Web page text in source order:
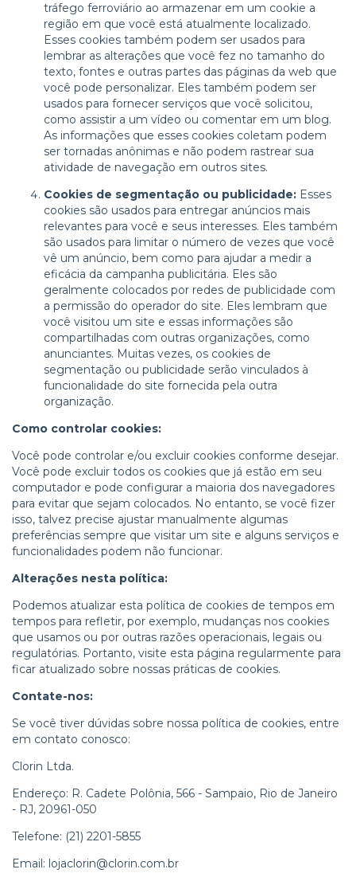
tráfego ferroviário ao armazenar em um cookie a
região em que você está atualmente localizado.
Esses cookies também podem ser usados para
lembrar as alterações que você fez no tamanho do
texto, fontes e outras partes das páginas da web que
você pode personalizar. Eles também podem ser
usados para fornecer serviços que você solicitou,
como assistir a um vídeo ou comentar em um blog.
As informações que esses cookies coletam podem
ser tornadas anônimas e não podem rastrear sua
atividade de navegação em outros sites.
Cookies de segmentação ou publicidade: Esses
cookies são usados para entregar anúncios mais
relevantes para você e seus interesses. Eles também
são usados para limitar o número de vezes que você
vê um anúncio, bem como para ajudar a medir a
eficácia da campanha publicitária. Eles são
geralmente colocados por redes de publicidade com
a permissão do operador do site. Eles lembram que
você visitou um site e essas informações são
compartilhadas com outras organizações, como
anunciantes. Muitas vezes, os cookies de
segmentação ou publicidade serão vinculados à
funcionalidade do site fornecida pela outra
organização.
Como controlar cookies:
Você pode controlar e/ou excluir cookies conforme desejar.
Você pode excluir todos os cookies que já estão em seu
computador e pode configurar a maioria dos navegadores
para evitar que sejam colocados. No entanto, se você fizer
isso, talvez precise ajustar manualmente algumas
preferências sempre que visitar um site e alguns serviços e
funcionalidades podem não funcionar.
Alterações nesta política:
Podemos atualizar esta política de cookies de tempos em
tempos para refletir, por exemplo, mudanças nos cookies
que usamos ou por outras razões operacionais, legais ou
regulatórias. Portanto, visite esta página regularmente para
ficar atualizado sobre nossas práticas de cookies.
Contate-nos:
Se você tiver dúvidas sobre nossa política de cookies, entre
em contato conosco:
Clorin Ltda.
Endereço: R. Cadete Polônia, 566 - Sampaio, Rio de Janeiro
- RJ, 20961-050
Telefone: (21) 2201-5855
Email: lojaclorin@clorin.com.br